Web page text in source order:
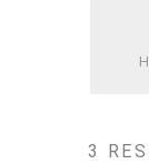
3